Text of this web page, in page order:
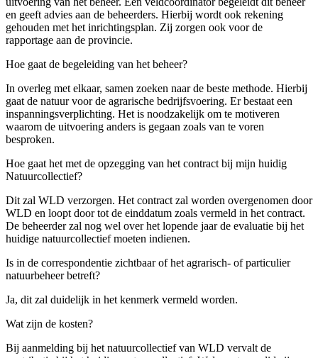
en geeft advies aan de beheerders. Hierbij wordt ook rekening
gehouden met het inrichtingsplan. Zij zorgen ook voor de
rapportage aan de provincie.
Hoe gaat de begeleiding van het beheer?
In overleg met elkaar, samen zoeken naar de beste methode. Hierbij
gaat de natuur voor de agrarische bedrijfsvoering. Er bestaat een
inspanningsverplichting. Het is noodzakelijk om te motiveren
waarom de uitvoering anders is gegaan zoals van te voren
besproken.
Hoe gaat het met de opzegging van het contract bij mijn huidig
Natuurcollectief?
Dit zal WLD verzorgen. Het contract zal worden overgenomen door
WLD en loopt door tot de einddatum zoals vermeld in het contract.
De beheerder zal nog wel over het lopende jaar de evaluatie bij het
huidige natuurcollectief moeten indienen.
Is in de correspondentie zichtbaar of het agrarisch- of particulier
natuurbeheer betreft?
Ja, dit zal duidelijk in het kenmerk vermeld worden.
Wat zijn de kosten?
Bij aanmelding bij het natuurcollectief van WLD vervalt de